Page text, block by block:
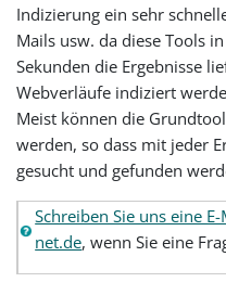
Indizierung ein sehr
Mails usw. da diese Tools
Sekunden die Ergebnisse
Webverläufe indiziert
Meist können die
werden, so dass mit jeder
gesucht und gefunden
Schreiben Sie uns eine
net.de, wenn Sie eine